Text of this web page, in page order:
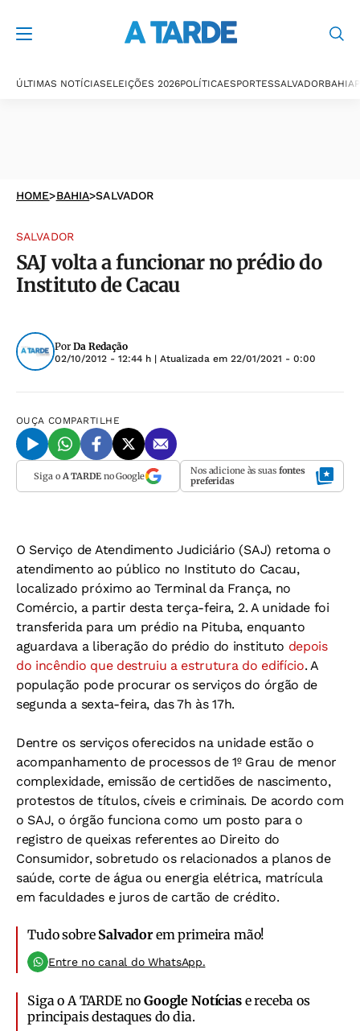
ÚLTIMAS NOTÍCIASELEIÇÕES 2026POLÍTICAESPORTESSALVADORBAHIA
HOME>BAHIA>SALVADOR
SALVADOR
SAJ volta a funcionar no prédio do
Instituto de Cacau
Por Da Redação
02/10/2012 - 12:44 h | Atualizada em 22/01/2021 - 0:00
OUÇA COMPARTILHE
Siga o A TARDEno Google Nos adicione às suas fontes
preferidas
O Serviço de Atendimento Judiciário (SAJ) retoma o
atendimento ao público no Instituto do Cacau,
localizado próximo ao Terminal da França, no
Comércio, a partir desta terça-feira, 2. A unidade foi
transferida para um prédio na Pituba, enquanto
aguardava a liberação do prédio do instituto depois
do incêndio que destruiu a estrutura do edifício. A
população pode procurar os serviços do órgão de
segunda a sexta-feira, das 7h às 17h.
Dentre os serviços oferecidos na unidade estão o
acompanhamento de processos de 1º Grau de menor
complexidade, emissão de certidões de nascimento,
protestos de títulos, cíveis e criminais. De acordo com
o SAJ, o órgão funciona como um posto para o
registro de queixas referentes ao Direito do
Consumidor, sobretudo os relacionados a planos de
saúde, corte de água ou energia elétrica, matrícula
em faculdades e juros de cartão de crédito.
Tudo sobre Salvadorem primeira mão!
Entre no canal do WhatsApp.
Siga o A TARDE noGoogle Notíciase receba os
principais destaques do dia.